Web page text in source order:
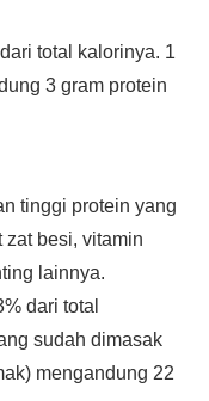
total kalorinya. 1
3 gram protein
tinggi protein yang
zat besi, vitamin
lainnya.
dari total
sudah dimasak
mengandung 22